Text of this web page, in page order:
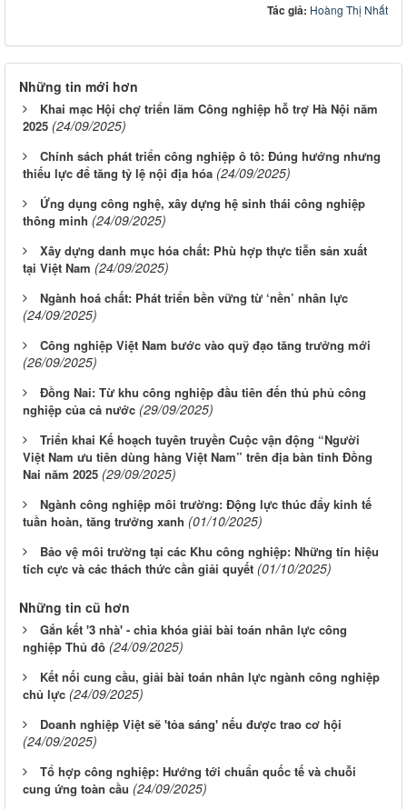
Tác giả: Hoàng Thị Nhất
Những tin mới hơn
Khai mạc Hội chợ triển lãm Công nghiệp hỗ trợ Hà Nội năm
2025 (24/09/2025)
Chính sách phát triển công nghiệp ô tô: Đúng hướng nhưng
thiếu lực để tăng tỷ lệ nội địa hóa (24/09/2025)
Ứng dụng công nghệ, xây dựng hệ sinh thái công nghiệp
thông minh (24/09/2025)
Xây dựng danh mục hóa chất: Phù hợp thực tiễn sản xuất
tại Việt Nam (24/09/2025)
Ngành hoá chất: Phát triển bền vững từ ‘nền’ nhân lực
(24/09/2025)
Công nghiệp Việt Nam bước vào quỹ đạo tăng trưởng mới
(26/09/2025)
Đồng Nai: Từ khu công nghiệp đầu tiên đến thủ phủ công
nghiệp của cả nước (29/09/2025)
Triển khai Kế hoạch tuyên truyền Cuộc vận động “Người
Việt Nam ưu tiên dùng hàng Việt Nam” trên địa bàn tỉnh Đồng
Nai năm 2025 (29/09/2025)
Ngành công nghiệp môi trường: Động lực thúc đẩy kinh tế
tuần hoàn, tăng trưởng xanh (01/10/2025)
Bảo vệ môi trường tại các Khu công nghiệp: Những tín hiệu
tích cực và các thách thức cần giải quyết (01/10/2025)
Những tin cũ hơn
Gắn kết '3 nhà' - chìa khóa giải bài toán nhân lực công
nghiệp Thủ đô (24/09/2025)
Kết nối cung cầu, giải bài toán nhân lực ngành công nghiệp
chủ lực (24/09/2025)
Doanh nghiệp Việt sẽ 'tỏa sáng' nếu được trao cơ hội
(24/09/2025)
Tổ hợp công nghiệp: Hướng tới chuẩn quốc tế và chuỗi
cung ứng toàn cầu (24/09/2025)